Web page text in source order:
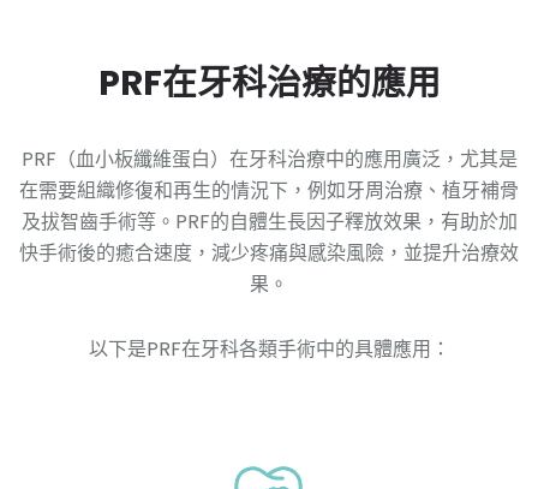
PRF在牙科治療的應用
PRF（血小板纖維蛋白）在牙科治療中的應用廣泛，尤其是
在需要組織修復和再生的情況下，例如牙周治療、植牙補骨
及拔智齒手術等。PRF的自體生長因子釋放效果，有助於加
快手術後的癒合速度，減少疼痛與感染風險，並提升治療效
果。
以下是PRF在牙科各類手術中的具體應用：